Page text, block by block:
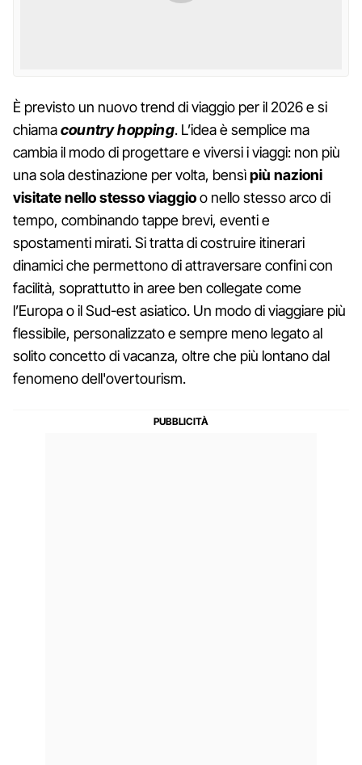
È previsto un nuovo trend di viaggio per il 2026 e si
chiamacountry hopping. L’idea è semplice ma
cambia il modo di progettare e viversi i viaggi: non più
una sola destinazione per volta, bensìpiù nazioni
visitate nello stesso viaggioo nello stesso arco di
tempo, combinando tappe brevi, eventi e
spostamenti mirati. Si tratta di costruire itinerari
dinamici che permettono di attraversare confini con
facilità, soprattutto in aree ben collegate come
l’Europa o il Sud-est asiatico. Un modo di viaggiare più
flessibile, personalizzato e sempre meno legato al
solito concetto di vacanza, oltre che più lontano dal
fenomeno dell'overtourism.